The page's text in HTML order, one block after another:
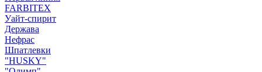
FARBITEX
Уайт-спирит
Держава
Нефрас
Шпатлевки
"HUSKY"